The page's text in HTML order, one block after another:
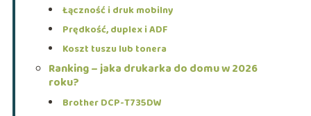
Łączność i druk mobilny
Prędkość, duplex i ADF
Koszt tuszu lub tonera
Ranking – jaka drukarka do domu w 2026
roku?
Brother DCP-T735DW